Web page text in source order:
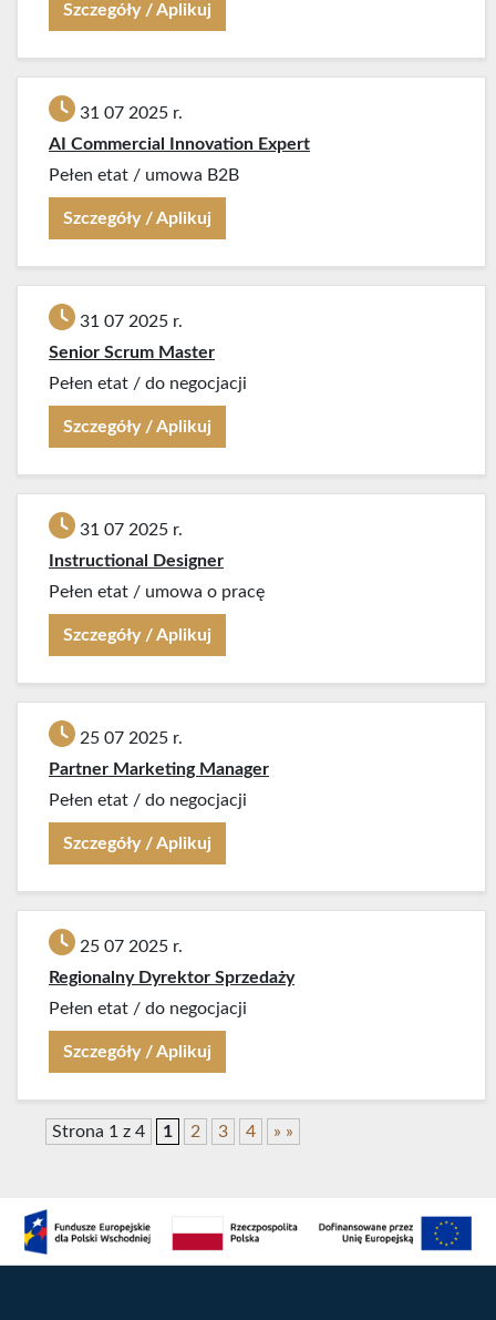
Szczegóły / Aplikuj
31 07 2025 r.
AI Commercial Innovation Expert
Pełen etat / umowa B2B
Szczegóły / Aplikuj
31 07 2025 r.
Senior Scrum Master
Pełen etat / do negocjacji
Szczegóły / Aplikuj
31 07 2025 r.
Instructional Designer
Pełen etat / umowa o pracę
Szczegóły / Aplikuj
25 07 2025 r.
Partner Marketing Manager
Pełen etat / do negocjacji
Szczegóły / Aplikuj
25 07 2025 r.
Regionalny Dyrektor Sprzedaży
Pełen etat / do negocjacji
Szczegóły / Aplikuj
Strona 1 z 4 1 2 3 4 »